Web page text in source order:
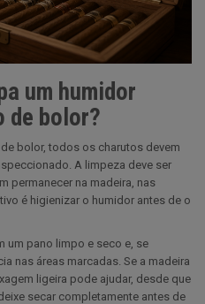
um humidor
de bolor?
bolor, todos os charutos devem
A limpeza deve ser
permanecer na madeira, nas
é higienizar o humidor antes de o
um pano limpo e seco e, se
nas áreas marcadas. Se a madeira
ligeira pode ajudar, desde que
secar completamente antes de